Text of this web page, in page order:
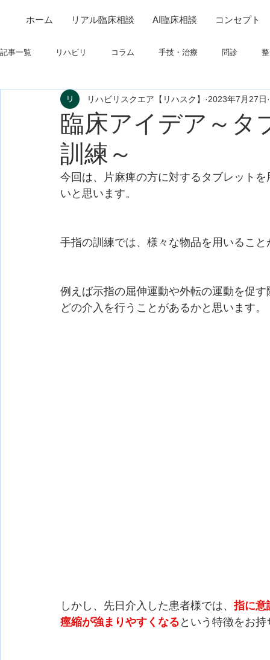
ホーム リアル臨床相談 AI臨床相談 コンセプト
記事一覧 リハビリ コラム 手技・治療 問診
制度関連 学会・研究関連 高次脳機能障害
フィジカルアセスメント
臨床アイデア～タ
訓練～
リハビリスクエア【リハスク】 2023年7月27日
今回は、片麻痺の方に対するタブレット
いと思います。
手指の訓練では、様々な物品を用いるこ
例えば示指の屈伸運動や外転の運動を促
どの介入を行うことがあるかと思います。
しかし、先日介入した患者様では、指に意
痙縮が強まりやすくなる という特徴をお